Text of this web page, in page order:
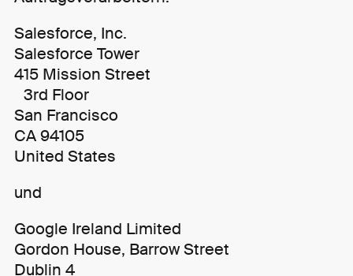
Salesforce, Inc.
Salesforce Tower
415 Mission Street
3rd Floor
San Francisco
CA 94105
United States
und
Google Ireland Limited
Gordon House, Barrow Street
Dublin 4